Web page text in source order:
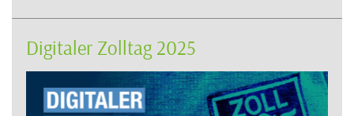
Digitaler Zolltag 2025